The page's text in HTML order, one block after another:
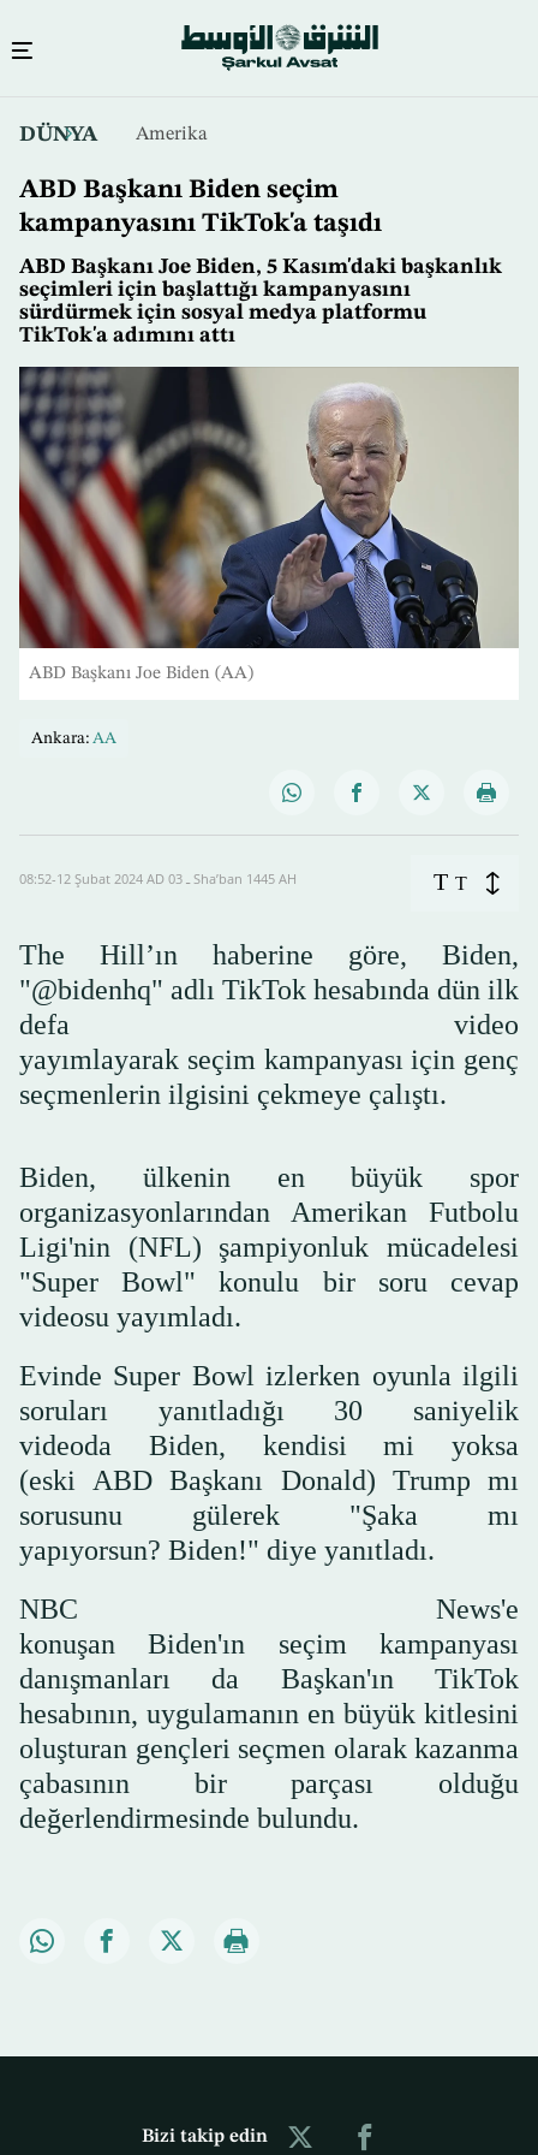
içeriğe
atla
DÜNYA Amerika
ABD Başkanı Biden seçim
kampanyasını TikTok'a taşıdı
ABD Başkanı Joe Biden, 5 Kasım'daki başkanlık
seçimleri için başlattığı kampanyasını
sürdürmek için sosyal medya platformu
TikTok'a adımını attı
ABD Başkanı Joe Biden (AA)
Ankara: AA
08:52-12 Şubat 2024 AD ـ 03 Sha’ban 1445 AH T T
The Hill’ın haberine göre, Biden,
"@bidenhq" adlı TikTok hesabında dün ilk
defa video
yayımlayarak seçim kampanyası için genç
seçmenlerin ilgisini çekmeye çalıştı.
Biden, ülkenin en büyük spor
organizasyonlarından Amerikan Futbolu
Ligi'nin (NFL) şampiyonluk mücadelesi
"Super Bowl" konulu bir soru cevap
videosu yayımladı.
Evinde Super Bowl izlerken oyunla ilgili
soruları yanıtladığı 30 saniyelik
videoda Biden, kendisi mi yoksa
(eski ABD Başkanı Donald) Trump mı
sorusunu gülerek "Şaka mı
yapıyorsun? Biden!" diye yanıtladı.
NBC News'e
konuşan Biden'ın seçim kampanyası
danışmanları da Başkan'ın TikTok
hesabının, uygulamanın en büyük kitlesini
oluşturan gençleri seçmen olarak kazanma
çabasının bir parçası olduğu
değerlendirmesinde bulundu.
Bizi takip edin